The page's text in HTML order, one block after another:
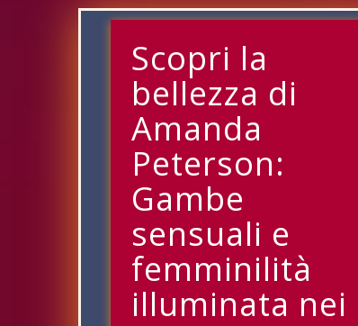
Scopri la
bellezza di
Amanda
Peterson:
Gambe
sensuali e
femminilità
illuminata nei